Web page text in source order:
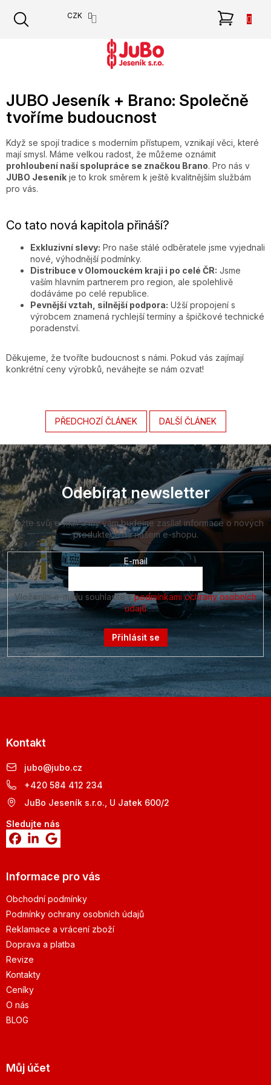
obsah
CZK
JUBO Jeseník + Brano: Společně
tvoříme budoucnost
Když se spojí tradice s moderním přístupem, vznikají věci, které
mají smysl. Máme velkou radost, že můžeme oznámit
prohloubení naší spolupráce se značkou Brano. Pro nás v
JUBO Jeseník je to krok směrem k ještě kvalitnějším službám
pro vás.
Co tato nová kapitola přináší?
Exkluzivní slevy: Pro naše stálé odběratele jsme vyjednali
nové, výhodnější podmínky.
Distribuce v Olomouckém kraji i po celé ČR: Jsme
vaším hlavním partnerem pro region, ale spolehlivě
dodáváme po celé republice.
Pevnější vztah, silnější podpora: Užší propojení s
výrobcem znamená rychlejší termíny a špičkové technické
poradenství.
Děkujeme, že tvoříte budoucnost s námi. Pokud vás zajímají
konkrétní ceny výrobků, neváhejte se nám ozvat!
PŘEDCHOZÍ ČLÁNEK DALŠÍ ČLÁNEK
Z
á
p
a
t
í
Odebírat newsletter
Vložte svůj e-mail a my vám budeme zasílat informace o nových
produktech na našem e-shopu.
E-mail
Vložením e-mailu souhlasíte spodmínkami ochrany osobních
údajů
Přihlásit se
Kontakt
jubo@jubo.cz
+420 584 412 234
JuBo Jeseník s.r.o., U Jatek 600/2
Sledujte nás
Informace pro vás
Obchodní podmínky
Podmínky ochrany osobních údajů
Reklamace a vrácení zboží
Doprava a platba
Revize
Kontakty
Ceníky
O nás
BLOG
Můj účet